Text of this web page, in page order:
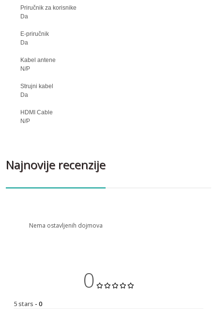
Priručnik za korisnike
Da
E-priručnik
Da
Kabel antene
N/P
Strujni kabel
Da
HDMI Cable
N/P
Najnovije recenzije
Nema ostavljenih dojmova
0
5 stars - 0